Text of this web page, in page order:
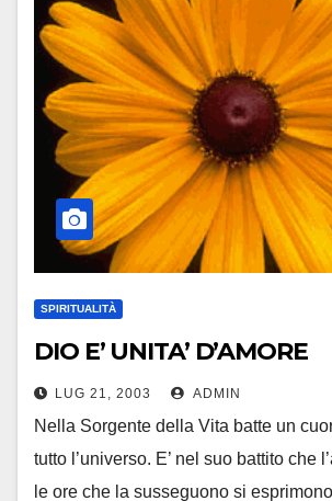
SPIRITUALITÀ
DIO E’ UNITA’ D’AMORE
LUG 21, 2003 ADMIN
Nella Sorgente della Vita batte un
tutto l’universo. E’ nel suo battito che
le ore che la susseguono si